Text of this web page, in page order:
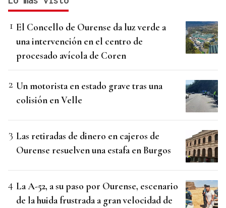
El Concello de Ourense da luz verde a
una intervención en el centro de
procesado avícola de Coren
Un motorista en estado grave tras una
colisión en Velle
Las retiradas de dinero en cajeros de
Ourense resuelven una estafa en Burgos
La A-52, a su paso por Ourense, escenario
de la huida frustrada a gran velocidad de